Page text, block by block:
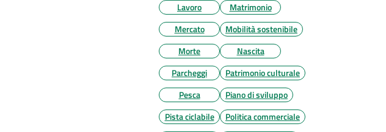
Lavoro
Matrimonio
Mercato
Mobilità sostenibile
Morte
Nascita
Parcheggi
Patrimonio culturale
Pesca
Piano di sviluppo
Pista ciclabile
Politica commerciale